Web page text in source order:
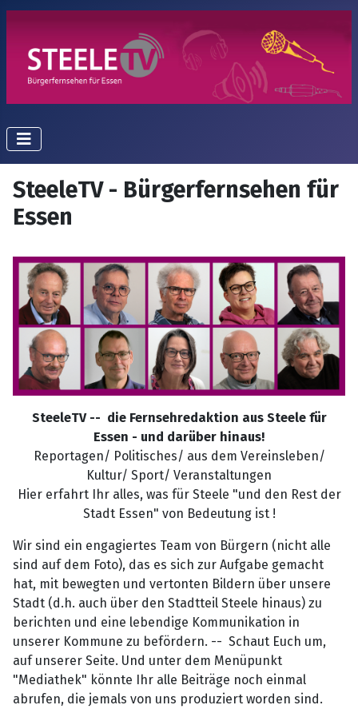
SteeleTV - Bürgerfernsehen für
Essen
SteeleTV -- die Fernsehredaktion aus Steele für
Essen - und darüber hinaus!
Reportagen/ Politisches/ aus dem Vereinsleben/
Kultur/ Sport/ Veranstaltungen
Hier erfahrt Ihr alles, was für Steele "und den Rest der
Stadt Essen" von Bedeutung ist !
Wir sind ein engagiertes Team von Bürgern (nicht alle
sind auf dem Foto), das es sich zur Aufgabe gemacht
hat, mit bewegten und vertonten Bildern über unsere
Stadt (d.h. auch über den Stadtteil Steele hinaus) zu
berichten und eine lebendige Kommunikation in
unserer Kommune zu befördern. -- Schaut Euch um,
auf unserer Seite. Und unter dem Menüpunkt
"Mediathek" könnte Ihr alle Beiträge noch einmal
abrufen, die jemals von uns produziert worden sind.